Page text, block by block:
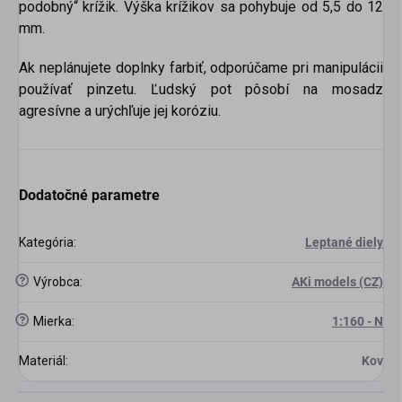
podobný“ krížik. Výška krížikov sa pohybuje od 5,5 do 12
mm.
Ak neplánujete doplnky farbiť, odporúčame pri manipulácii
používať pinzetu. Ľudský pot pôsobí na mosadz
agresívne a urýchľuje jej koróziu.
Dodatočné parametre
Kategória: Leptané diely
? Výrobca: AKi models (CZ)
? Mierka: 1:160 - N
Materiál : Kov